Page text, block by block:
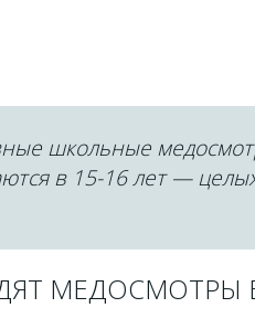
школьные
в 15-16 лет —
МЕДОСМОТРЫ